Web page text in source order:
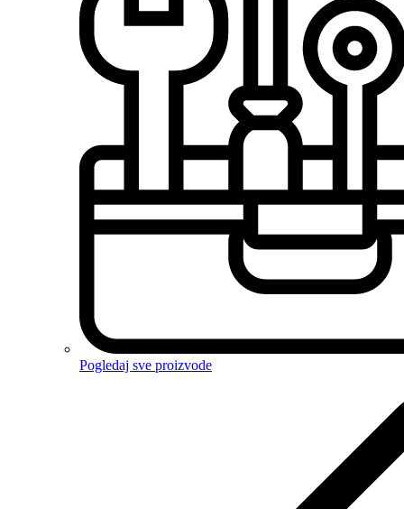
Pogledaj sve proizvode